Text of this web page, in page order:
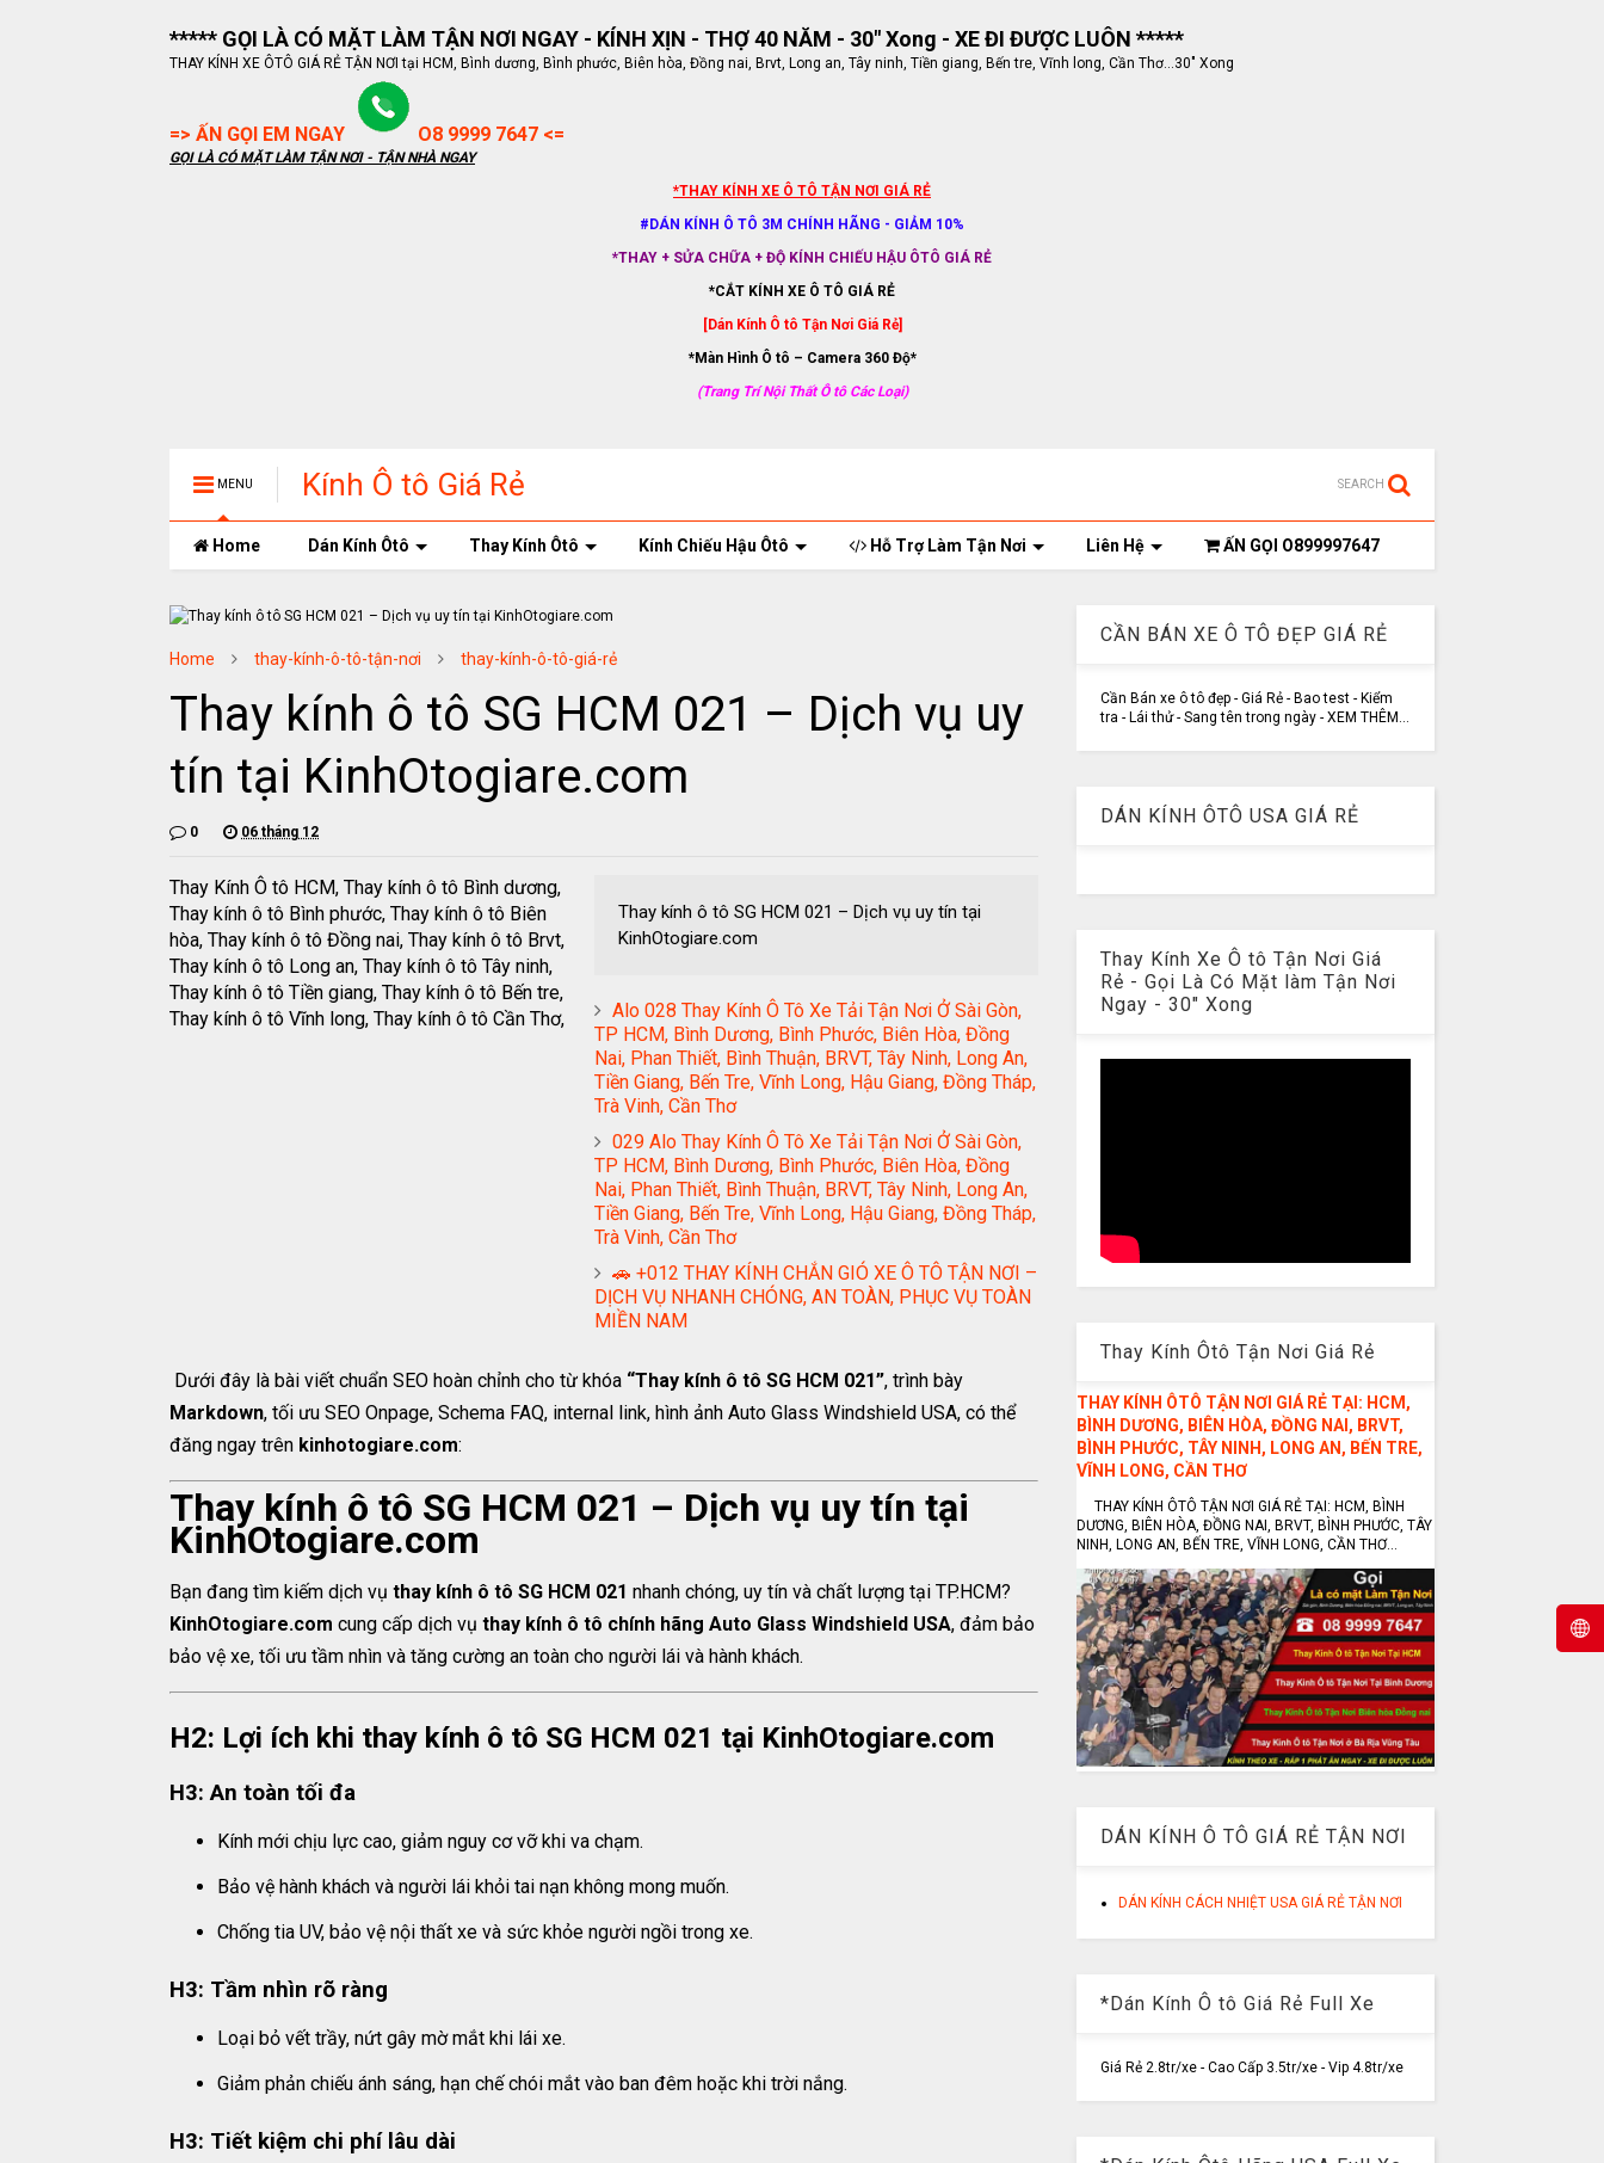
***** GỌI LÀ CÓ MẶT LÀM TẬN NƠI NGAY - KÍNH XỊN - THỢ 40 NĂM - 30" Xong - XE ĐI ĐƯỢC LUÔN *****
THAY KÍNH XE ÔTÔ GIÁ RẺ TẬN NƠI tại HCM, Bình dương, Bình phước, Biên hòa, Đồng nai, Brvt, Long an, Tây ninh, Tiền giang, Bến tre, Vĩnh long, Cần Thơ...30" Xong
=> ẤN GỌI EM NGAY O8 9999 7647 <=
GỌI LÀ CÓ MẶT LÀM TẬN NƠI - TẬN NHÀ NGAY
*THAY KÍNH XE Ô TÔ TẬN NƠI GIÁ RẺ
#DÁN KÍNH Ô TÔ 3M CHÍNH HÃNG - GIẢM 10%
*THAY + SỬA CHỮA + ĐỘ KÍNH CHIẾU HẬU ÔTÔ GIÁ RẺ
*CẮT KÍNH XE Ô TÔ GIÁ RẺ
[Dán Kính Ô tô Tận Nơi Giá Rẻ]
*Màn Hình Ô tô – Camera 360 Độ*
(Trang Trí Nội Thất Ô tô Các Loại)
MENU Kính Ô tô Giá Rẻ SEARCH
Home Dán Kính Ôtô Thay Kính Ôtô Kính Chiếu Hậu Ôtô Hỗ Trợ Làm Tận Nơi Liên Hệ ẤN GỌI O899997647
Home thay-kính-ô-tô-tận-nơi thay-kính-ô-tô-giá-rẻ
Thay kính ô tô SG HCM 021 – Dịch vụ uy
tín tại KinhOtogiare.com
0 06 tháng 12
Thay Kính Ô tô HCM, Thay kính ô tô Bình dương,
Thay kính ô tô Bình phước, Thay kính ô tô Biên
hòa, Thay kính ô tô Đồng nai, Thay kính ô tô Brvt,
Thay kính ô tô Long an, Thay kính ô tô Tây ninh,
Thay kính ô tô Tiền giang, Thay kính ô tô Bến tre,
Thay kính ô tô Vĩnh long, Thay kính ô tô Cần Thơ,
Thay kính ô tô SG HCM 021 – Dịch vụ uy tín tại
KinhOtogiare.com
Alo 028 Thay Kính Ô Tô Xe Tải Tận Nơi Ở Sài Gòn,
TP HCM, Bình Dương, Bình Phước, Biên Hòa, Đồng
Nai, Phan Thiết, Bình Thuận, BRVT, Tây Ninh, Long An,
Tiền Giang, Bến Tre, Vĩnh Long, Hậu Giang, Đồng Tháp,
Trà Vinh, Cần Thơ
029 Alo Thay Kính Ô Tô Xe Tải Tận Nơi Ở Sài Gòn,
TP HCM, Bình Dương, Bình Phước, Biên Hòa, Đồng
Nai, Phan Thiết, Bình Thuận, BRVT, Tây Ninh, Long An,
Tiền Giang, Bến Tre, Vĩnh Long, Hậu Giang, Đồng Tháp,
Trà Vinh, Cần Thơ
🚗 +012 THAY KÍNH CHẮN GIÓ XE Ô TÔ TẬN NƠI –
DỊCH VỤ NHANH CHÓNG, AN TOÀN, PHỤC VỤ TOÀN
MIỀN NAM
Dưới đây là bài viết chuẩn SEO hoàn chỉnh cho từ khóa “Thay kính ô tô SG HCM 021”, trình bày
Markdown, tối ưu SEO Onpage, Schema FAQ, internal link, hình ảnh Auto Glass Windshield USA, có thể
đăng ngay trên kinhotogiare.com:
Thay kính ô tô SG HCM 021 – Dịch vụ uy tín tại
KinhOtogiare.com
Bạn đang tìm kiếm dịch vụ thay kính ô tô SG HCM 021 nhanh chóng, uy tín và chất lượng tại TP.HCM?
KinhOtogiare.com cung cấp dịch vụ thay kính ô tô chính hãng Auto Glass Windshield USA, đảm bảo
bảo vệ xe, tối ưu tầm nhìn và tăng cường an toàn cho người lái và hành khách.
H2: Lợi ích khi thay kính ô tô SG HCM 021 tại KinhOtogiare.com
H3: An toàn tối đa
Kính mới chịu lực cao, giảm nguy cơ vỡ khi va chạm.
Bảo vệ hành khách và người lái khỏi tai nạn không mong muốn.
Chống tia UV, bảo vệ nội thất xe và sức khỏe người ngồi trong xe.
H3: Tầm nhìn rõ ràng
Loại bỏ vết trầy, nứt gây mờ mắt khi lái xe.
Giảm phản chiếu ánh sáng, hạn chế chói mắt vào ban đêm hoặc khi trời nắng.
H3: Tiết kiệm chi phí lâu dài
CẦN BÁN XE Ô TÔ ĐẸP GIÁ RẺ
Cần Bán xe ô tô đẹp - Giá Rẻ - Bao test - Kiểm
tra - Lái thử - Sang tên trong ngày - XEM THÊM...
DÁN KÍNH ÔTÔ USA GIÁ RẺ
Thay Kính Xe Ô tô Tận Nơi Giá
Rẻ - Gọi Là Có Mặt làm Tận Nơi
Ngay - 30" Xong
Thay Kính Ôtô Tận Nơi Giá Rẻ
THAY KÍNH ÔTÔ TẬN NƠI GIÁ RẺ TẠI: HCM,
BÌNH DƯƠNG, BIÊN HÒA, ĐỒNG NAI, BRVT,
BÌNH PHƯỚC, TÂY NINH, LONG AN, BẾN TRE,
VĨNH LONG, CẦN THƠ
THAY KÍNH ÔTÔ TẬN NƠI GIÁ RẺ TẠI: HCM, BÌNH
DƯƠNG, BIÊN HÒA, ĐỒNG NAI, BRVT, BÌNH PHƯỚC, TÂY
NINH, LONG AN, BẾN TRE, VĨNH LONG, CẦN THƠ...
DÁN KÍNH Ô TÔ GIÁ RẺ TẬN NƠI
DÁN KÍNH CÁCH NHIỆT USA GIÁ RẺ TẬN NƠI
*Dán Kính Ô tô Giá Rẻ Full Xe
Giá Rẻ 2.8tr/xe - Cao Cấp 3.5tr/xe - Vip 4.8tr/xe